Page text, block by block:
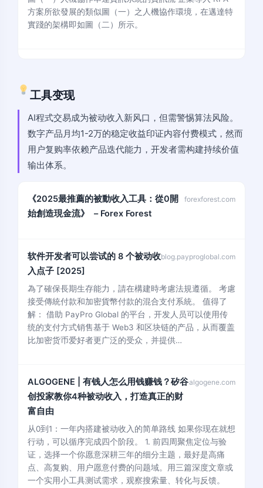
夜间模式
浅阴影 深阴影
关闭 日落 暗化
方案所欲發展的類似圖（一）之人機協作環境，在邁達特
實踐的架構即如圖（二）所示。
工具变现
AI程式交易成为被动收入新风口，但需警惕算法风险。
数字产品月均1-2万的稳定收益印证内容付费模式，然而
用户复购率依赖产品迭代能力，开发者需构建持续价值
输出体系。
《2025最推薦的被動收入工具：從0開
始創造現金流》 – Forex Forest
forexforest.com
软件开发者可以尝试的 8 个被动收
入点子 [2025]
blog.payproglobal.com
為了確保長期生存能力，請在構建時考慮法規遵循。 考慮
接受傳統付款和加密貨幣付款的混合支付系統。 值得了
解： 借助 PayPro Global 的平台，开发人员可以使用传
统的支付方式销售基于 Web3 和区块链的产品，从而覆盖
比加密货币爱好者更广泛的受众，并提供…
ALGOGENE | 有钱人怎么用钱赚钱？矽谷
创投家教你4种被动收入，打造真正的财
富自由
algogene.com
从0到1：一年内搭建被动收入的简单路线 如果你现在就想
行动，可以循序完成四个阶段。 1. 前四周聚焦定位与验
证，选择一个你愿意深耕三年的细分主题，最好是高痛
点、高复购、用户愿意付费的问题域。用三篇深度文章或
一个实用小工具测试需求，观察搜索量、转化与反馈。